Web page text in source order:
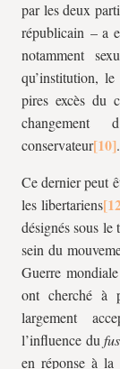
par les deux
républicain – a
notamment
qu’institution,
pires excès du
changement
conservateur
.
Ce dernier peut
les libertariens
désignés sous le
sein du
Guerre
ont cherché à
largement
l’influence du
en réponse à la